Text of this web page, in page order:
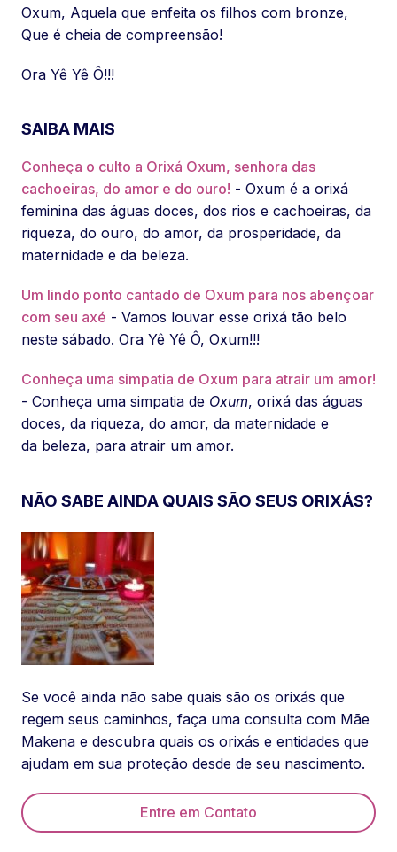
Oxum, Aquela que enfeita os filhos com bronze,
Que é cheia de compreensão!
Ora Yê Yê Ô!!!
SAIBA MAIS
Conheça o culto a Orixá Oxum, senhora das
cachoeiras, do amor e do ouro! - Oxum é a orixá
feminina das águas doces, dos rios e cachoeiras, da
riqueza, do ouro, do amor, da prosperidade, da
maternidade e da beleza.
Um lindo ponto cantado de Oxum para nos abençoar
com seu axé - Vamos louvar esse orixá tão belo
neste sábado. Ora Yê Yê Ô, Oxum!!!
Conheça uma simpatia de Oxum para atrair um amor!
- Conheça uma simpatia de Oxum, orixá das águas
doces, da riqueza, do amor, da maternidade e
da beleza, para atrair um amor.
NÃO SABE AINDA QUAIS SÃO SEUS ORIXÁS?
Se você ainda não sabe quais são os orixás que
regem seus caminhos, faça uma consulta com Mãe
Makena e descubra quais os orixás e entidades que
ajudam em sua proteção desde de seu nascimento.
Entre em Contato